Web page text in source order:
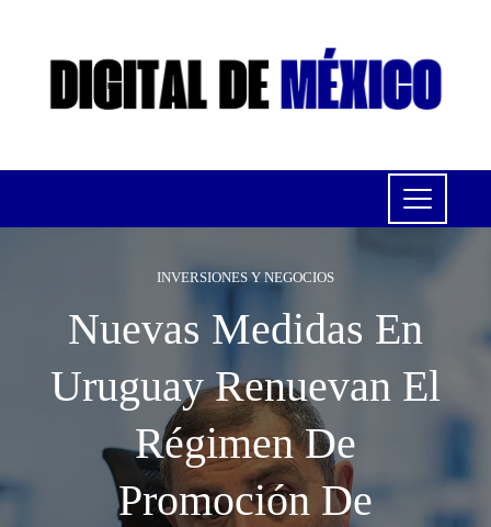
INVERSIONES Y NEGOCIOS
Nuevas Medidas En
Uruguay Renuevan El
Régimen De
Promoción De